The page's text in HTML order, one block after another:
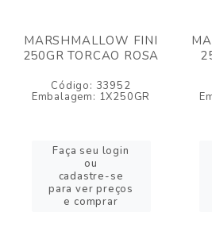
MARSHMALLOW FINI
250GR TORCAO ROSA
Código: 33952
Embalagem: 1X250GR
Faça seu login
ou
cadastre-se
para ver preços
e comprar